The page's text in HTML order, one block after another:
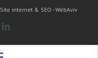
Site internet & SEO - WebAviv